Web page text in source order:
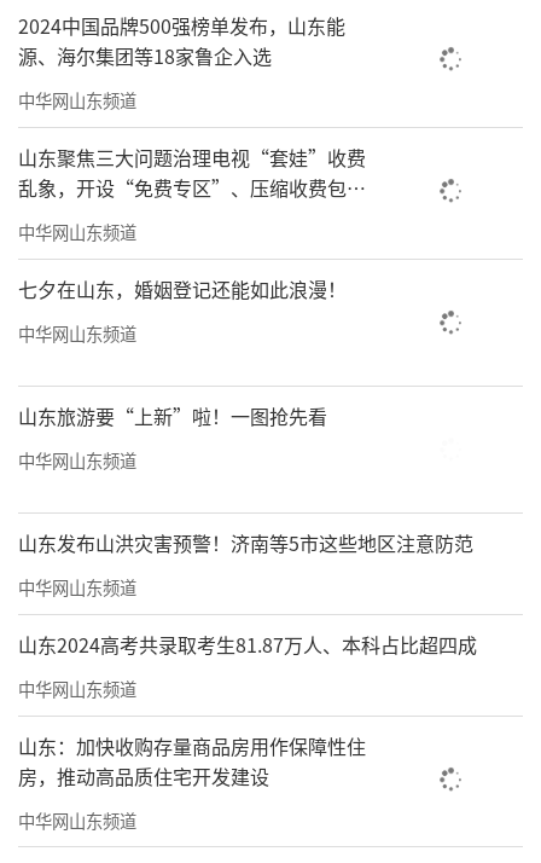
2024中国品牌500强榜单发布，山东能
源、海尔集团等18家鲁企入选
中华网山东频道
山东聚焦三大问题治理电视“套娃”收费
乱象，开设“免费专区”、压缩收费包比
例70%以上
中华网山东频道
七夕在山东，婚姻登记还能如此浪漫！
中华网山东频道
山东旅游要“上新”啦！一图抢先看
中华网山东频道
山东发布山洪灾害预警！济南等5市这些地区注意防范
中华网山东频道
山东2024高考共录取考生81.87万人、本科占比超四成
中华网山东频道
山东：加快收购存量商品房用作保障性住
房，推动高品质住宅开发建设
中华网山东频道